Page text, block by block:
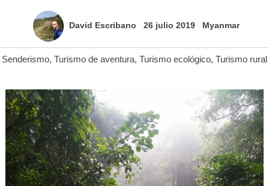
David Escribano 26 julio 2019 Myanmar
Senderismo, Turismo de aventura, Turismo ecológico, Turismo rural